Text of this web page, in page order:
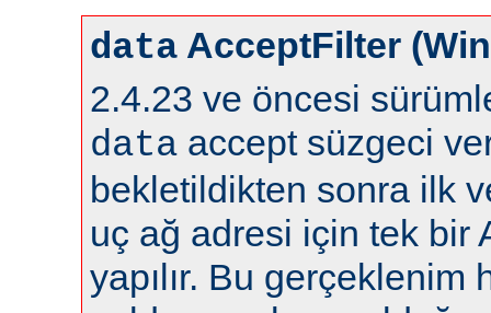
data AcceptFilter
2.4.23 ve öncesi
data accept süzgeci
bekletildikten sonra ilk
uç ağ adresi için tek bir
yapılır. Bu gerçeklenim